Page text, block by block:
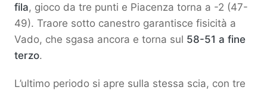
fila, gioco da tre punti e Piacenza torna a -2 (47-
49). Traore sotto canestro garantisce fisicità a
Vado, che sgasa ancora e torna sul 58-51 a fine
terzo.
L’ultimo periodo si apre sulla stessa scia, con tre